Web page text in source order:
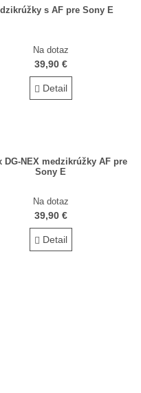
s AF pre Sony E
Na dotaz
39,90 €
Detail
DG-NEX medzikrúžky AF pre
Sony E
Na dotaz
39,90 €
Detail